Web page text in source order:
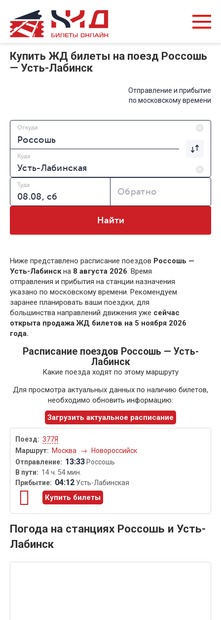
Купить ЖД билеты на поезд Россошь
— Усть-Лабинск
Отправление и прибытие
по московскому времени
Откуда
Куда
Туда
Обратно
Найти
Ниже представлено расписание поездов Россошь —
Усть-Лабинскна 8 августа 2026. Время
отправления и прибытия на станции назначения
указано по московскому времени. Рекомендуем
заранее планировать ваши поездки, для
большинства направлений движения уже сейчас
открыта продажа ЖД билетов на 5 ноября 2026
года.
Расписание поездов Россошь — Усть-
Лабинск
Какие поезда ходят по этому маршруту
Для просмотра актуальных данных по наличию билетов,
необходимо обновить информацию:
Загрузить актуальное расписание
377Я
Москва
→ Новороссийск
13:33 Россошь
14 ч. 54 мин.
04:12 Усть-Лабинская
Купить билеты
Погода на станциях Россошь и Усть-
Лабинск